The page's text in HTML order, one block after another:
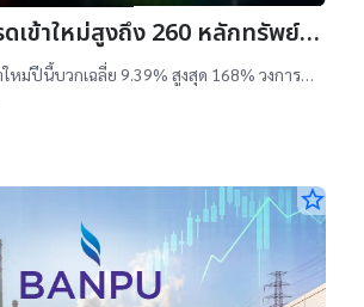
เข้าใหม่สูงถึง 260 หลักทรัพย์
เฉลี่ย 9% สูงสุด 168%
หม่ปีนี้บวกเฉลี่ย 9.39% สูงสุด 168% วงการ
นวนมาก เป็นไปตามความต้องการลงทุนหุ้น
star_border